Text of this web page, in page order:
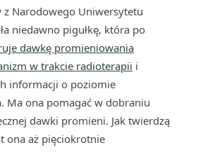
z Narodowego Uniwersytetu
niedawno pigułkę, która po
dawkę promieniowania
w trakcie radioterapii i
informacji o poziomie
Ma ona pomagać w dobraniu
dawki promieni. Jak twierdzą
ona aż pięciokrotnie